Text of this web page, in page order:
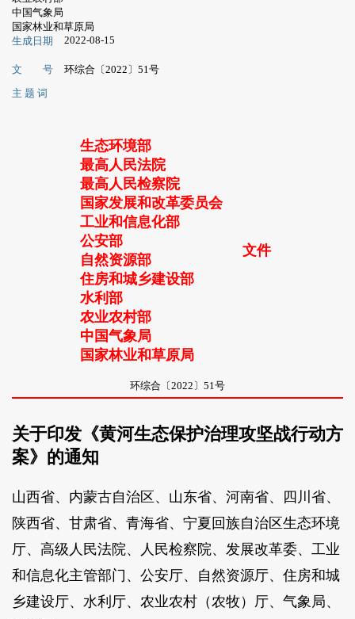
中国气象局
国家林业和草原局
生成日期
2022-08-15
文 号
环综合〔2022〕51号
主 题 词
生态环境部
最高人民法院
最高人民检察院
国家发展和改革委员会
工业和信息化部
公安部
自然资源部
住房和城乡建设部
水利部
农业农村部
中国气象局
国家林业和草原局
文件
环综合〔2022〕51号
关于印发《黄河生态保护治理攻坚战行动方
案》的通知
山西省、内蒙古自治区、山东省、河南省、四川省、
陕西省、甘肃省、青海省、宁夏回族自治区生态环境
厅、高级人民法院、人民检察院、发展改革委、工业
和信息化主管部门、公安厅、自然资源厅、住房和城
乡建设厅、水利厅、农业农村（农牧）厅、气象局、